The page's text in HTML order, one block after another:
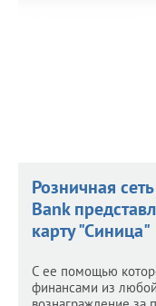
Розничная
Bank
карту "Синица"
С ее помощью
финансами из